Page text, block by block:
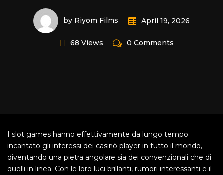
by Riyom Films April 19, 2026
68 Views 0 Comments
I slot games hanno effettivamente da lungo tempo
incantato gli interessi dei casinò player in tutto il mondo,
diventando una pietra angolare sia dei convenzionali che di
quelli in linea. Con le loro luci brillanti, rumori interessanti e il